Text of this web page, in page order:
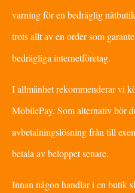
varning för en bedräglig
trots allt av en order som
bedrägliga internetföretag.
I allmänhet rekommenderar vi
MobilePay. Som alternativ bör
avbetalningslösning från till
betala av beloppet senare.
Innan någon handlar i en butik